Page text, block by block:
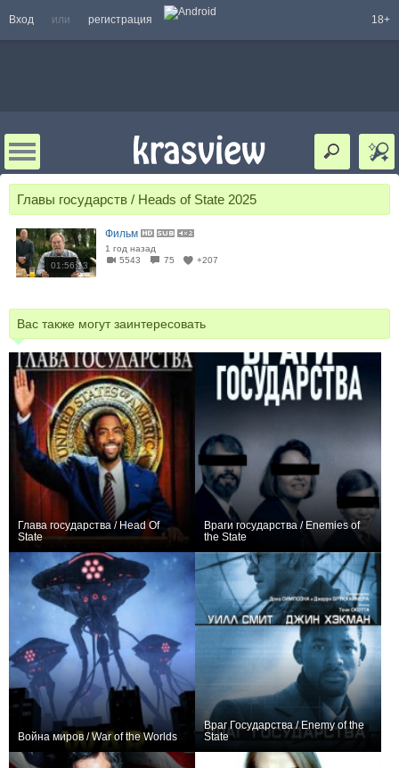
Вход или регистрация 18+
Главы государств / Heads of State 2025
01:56:13
Фильм
1 год назад
5543
75 +207
Вас также могут заинтересовать
Глава государства / Head Of
State
Враги государства / Enemies of
the State
Война миров / War of the Worlds
Враг Государства / Enemy of the
State